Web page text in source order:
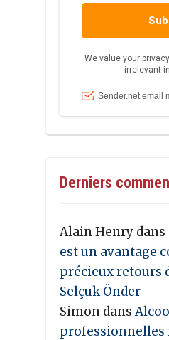
Derniers
Alain Henry dans
est un avantage
précieux retours
Selçuk Önder
Simon dans